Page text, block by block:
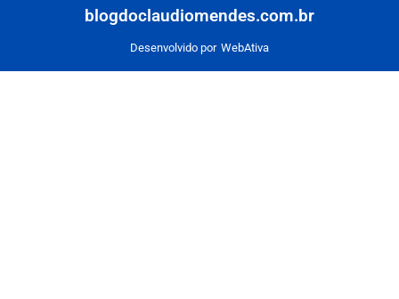
blogdoclaudiomendes.com.br
Desenvolvido por WebAtiva